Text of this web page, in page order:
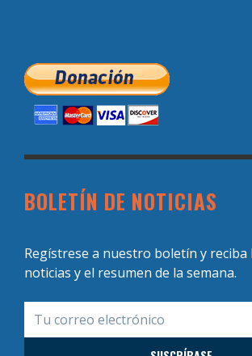
BOLETÍN DE NOTICIAS
Regístrese a nuestro boletín y reciba
noticias y el resumen de la semana.